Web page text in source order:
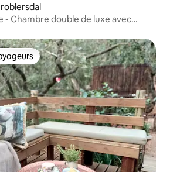
- Chambre double de luxe avec
parmi les plus aimés